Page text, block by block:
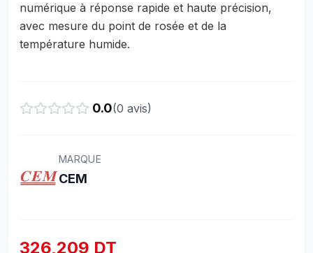
numérique à réponse rapide et haute précision,
avec mesure du point de rosée et de la
température humide.
0.0(0 avis)
MARQUE
CEM
326,209 DT